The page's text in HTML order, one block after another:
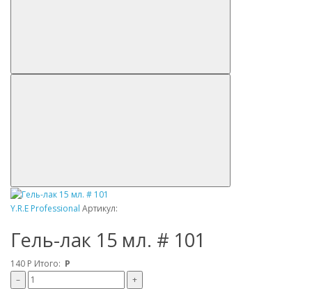
Y.R.E Professional Артикул:
Гель-лак 15 мл. # 101
140 Р Итого: Р
–
+